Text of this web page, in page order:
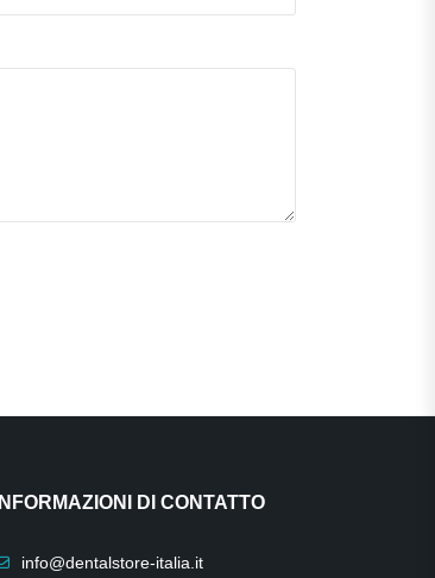
INFORMAZIONI DI CONTATTO
info@dentalstore-italia.it